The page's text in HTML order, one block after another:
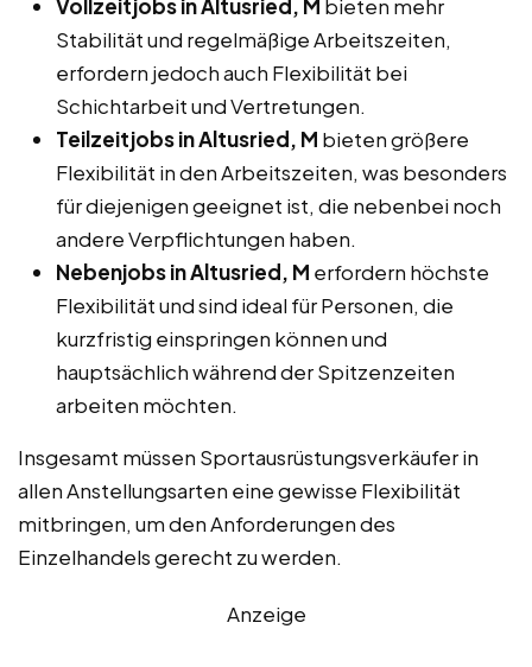
Vollzeitjobs in Altusried, M bieten mehr
Stabilität und regelmäßige Arbeitszeiten,
erfordern jedoch auch Flexibilität bei
Schichtarbeit und Vertretungen.
Teilzeitjobs in Altusried, M bieten größere
Flexibilität in den Arbeitszeiten, was besonders
für diejenigen geeignet ist, die nebenbei noch
andere Verpflichtungen haben.
Nebenjobs in Altusried, M erfordern höchste
Flexibilität und sind ideal für Personen, die
kurzfristig einspringen können und
hauptsächlich während der Spitzenzeiten
arbeiten möchten.
Insgesamt müssen Sportausrüstungsverkäufer in
allen Anstellungsarten eine gewisse Flexibilität
mitbringen, um den Anforderungen des
Einzelhandels gerecht zu werden.
Anzeige